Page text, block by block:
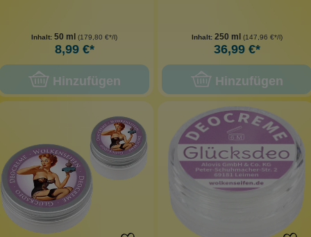
Inhalt: 50 ml (179,80 €*/l)
8,99 €*
Hinzufügen
Inhalt: 250 ml (147,96 €*/l)
36,99 €*
Hinzufügen